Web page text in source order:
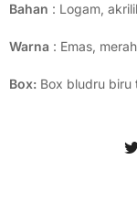
Bahan : Logam,
Warna : Emas,
Box: Box bludru biru